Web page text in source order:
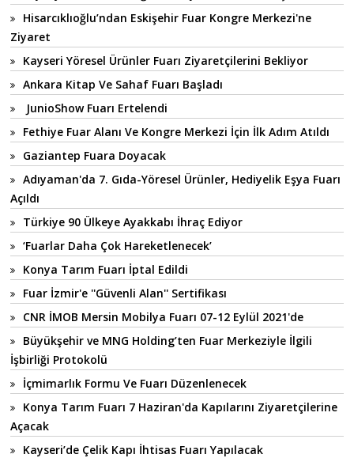
Hisarcıklıoğlu’ndan Eskişehir Fuar Kongre Merkezi'ne
Ziyaret
Kayseri Yöresel Ürünler Fuarı Ziyaretçilerini Bekliyor
Ankara Kitap Ve Sahaf Fuarı Başladı
JunioShow Fuarı Ertelendi
Fethiye Fuar Alanı Ve Kongre Merkezi İçin İlk Adım Atıldı
Gaziantep Fuara Doyacak
Adıyaman'da 7. Gıda-Yöresel Ürünler, Hediyelik Eşya Fuarı
Açıldı
Türkiye 90 Ülkeye Ayakkabı İhraç Ediyor
‘Fuarlar Daha Çok Hareketlenecek’
Konya Tarım Fuarı İptal Edildi
Fuar İzmir'e ''Güvenli Alan'' Sertifikası
CNR İMOB Mersin Mobilya Fuarı 07-12 Eylül 2021'de
Büyükşehir ve MNG Holding’ten Fuar Merkeziyle İlgili
İşbirliği Protokolü
İçmimarlık Formu Ve Fuarı Düzenlenecek
Konya Tarım Fuarı 7 Haziran'da Kapılarını Ziyaretçilerine
Açacak
Kayseri’de Çelik Kapı İhtisas Fuarı Yapılacak